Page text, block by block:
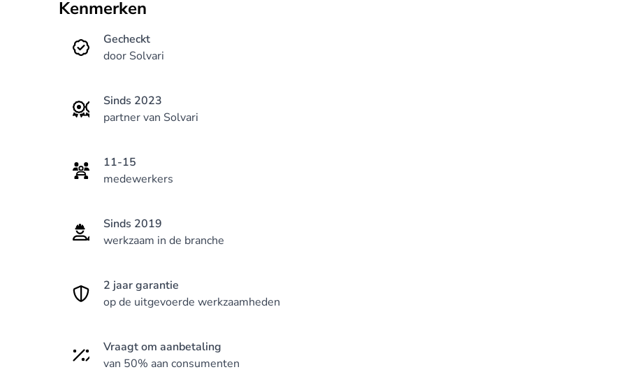
Kenmerken
Gecheckt
door Solvari
Sinds 2023
partner van Solvari
11-15
medewerkers
Sinds 2019
werkzaam in de branche
2 jaar garantie
op de uitgevoerde werkzaamheden
Vraagt om aanbetaling
van 50% aan consumenten